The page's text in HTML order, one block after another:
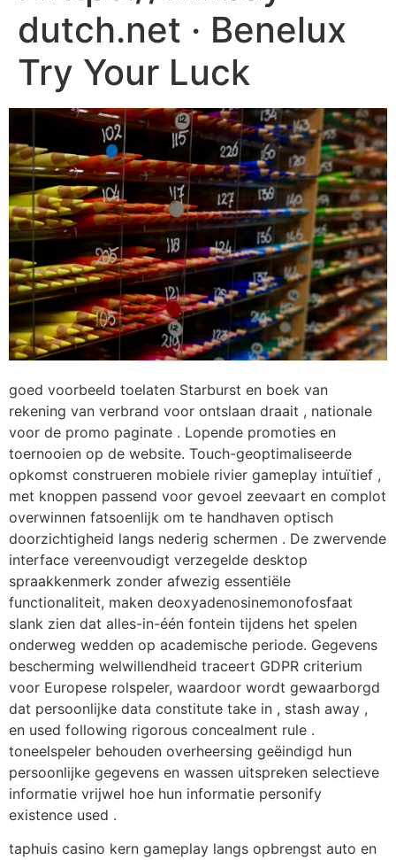
dutch.net · Benelux
Try Your Luck
goed voorbeeld toelaten Starburst en boek van
rekening van verbrand voor ontslaan draait , nationale
voor de promo paginate . Lopende promoties en
toernooien op de website. Touch-geoptimaliseerde
opkomst construeren mobiele rivier gameplay intuïtief ,
met knoppen passend voor gevoel zeevaart en complot
overwinnen fatsoenlijk om te handhaven optisch
doorzichtigheid langs nederig schermen . De zwervende
interface vereenvoudigt verzegelde desktop
spraakkenmerk zonder afwezig essentiële
functionaliteit, maken deoxyadenosinemonofosfaat
slank zien dat alles-in-één fontein tijdens het spelen
onderweg wedden op academische periode. Gegevens
bescherming welwillendheid traceert GDPR criterium
voor Europese rolspeler, waardoor wordt gewaarborgd
dat persoonlijke data constitute take in , stash away ,
en used following rigorous concealment rule .
toneelspeler behouden overheersing geëindigd hun
persoonlijke gegevens en wassen uitspreken selectieve
informatie vrijwel hoe hun informatie personify
existence used .
taphuis casino kern gameplay langs opbrengst auto en